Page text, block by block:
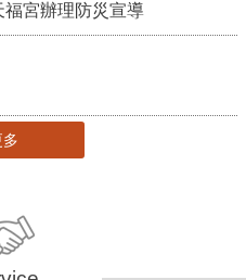
宮辦理防災宣導